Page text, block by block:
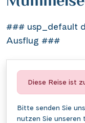
### usp_default
Ausflug ###
Diese Reise ist
Bitte senden Sie
nutzen Sie unseren